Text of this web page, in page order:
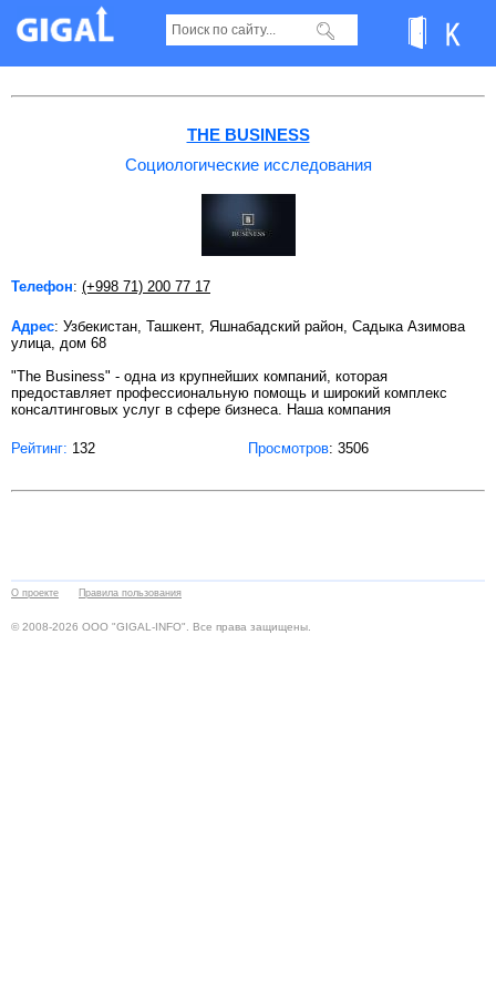
Социологические исследования в Ташкенте
THE BUSINESS
Социологические исследования
Телефон: (+998 71) 200 77 17
Адрес: Узбекистан, Ташкент, Яшнабадский район, Садыка Азимова
улица, дом 68
"The Business" - одна из крупнейших компаний, которая
предоставляет профессиональную помощь и широкий комплекс
консалтинговых услуг в сфере бизнеса. Наша компания
Рейтинг: 132 Просмотров: 3506
О проекте Правила пользования
© 2008-2026 ООО "GIGAL-INFO". Все права защищены.